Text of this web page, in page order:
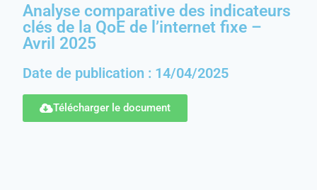
Analyse comparative des indicateurs
clés de la QoE de l’internet fixe –
Avril 2025
Date de publication : 14/04/2025
Télécharger le document